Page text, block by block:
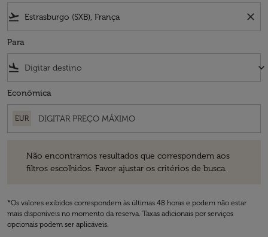
flight_takeoff close
Para
flight_land keyboard_arrow_down
Econômica
EUR
Não encontramos resultados que correspondem aos
filtros escolhidos. Favor ajustar os critérios de busca.
*Os valores exibidos correspondem às últimas 48 horas e podem não estar
mais disponíveis no momento da reserva. Taxas adicionais por serviços
opcionais podem ser aplicáveis.